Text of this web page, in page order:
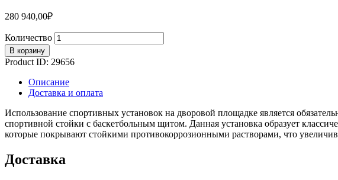
280 940,00₽
Количество
В корзину
Product ID: 29656
Описание
Доставка и оплата
Использование спортивных установок на дворовой площадке является
спортивной стойки с баскетбольным щитом. Данная установка образует
которые покрывают стойкими противокоррозионными растворами, что
Доставка